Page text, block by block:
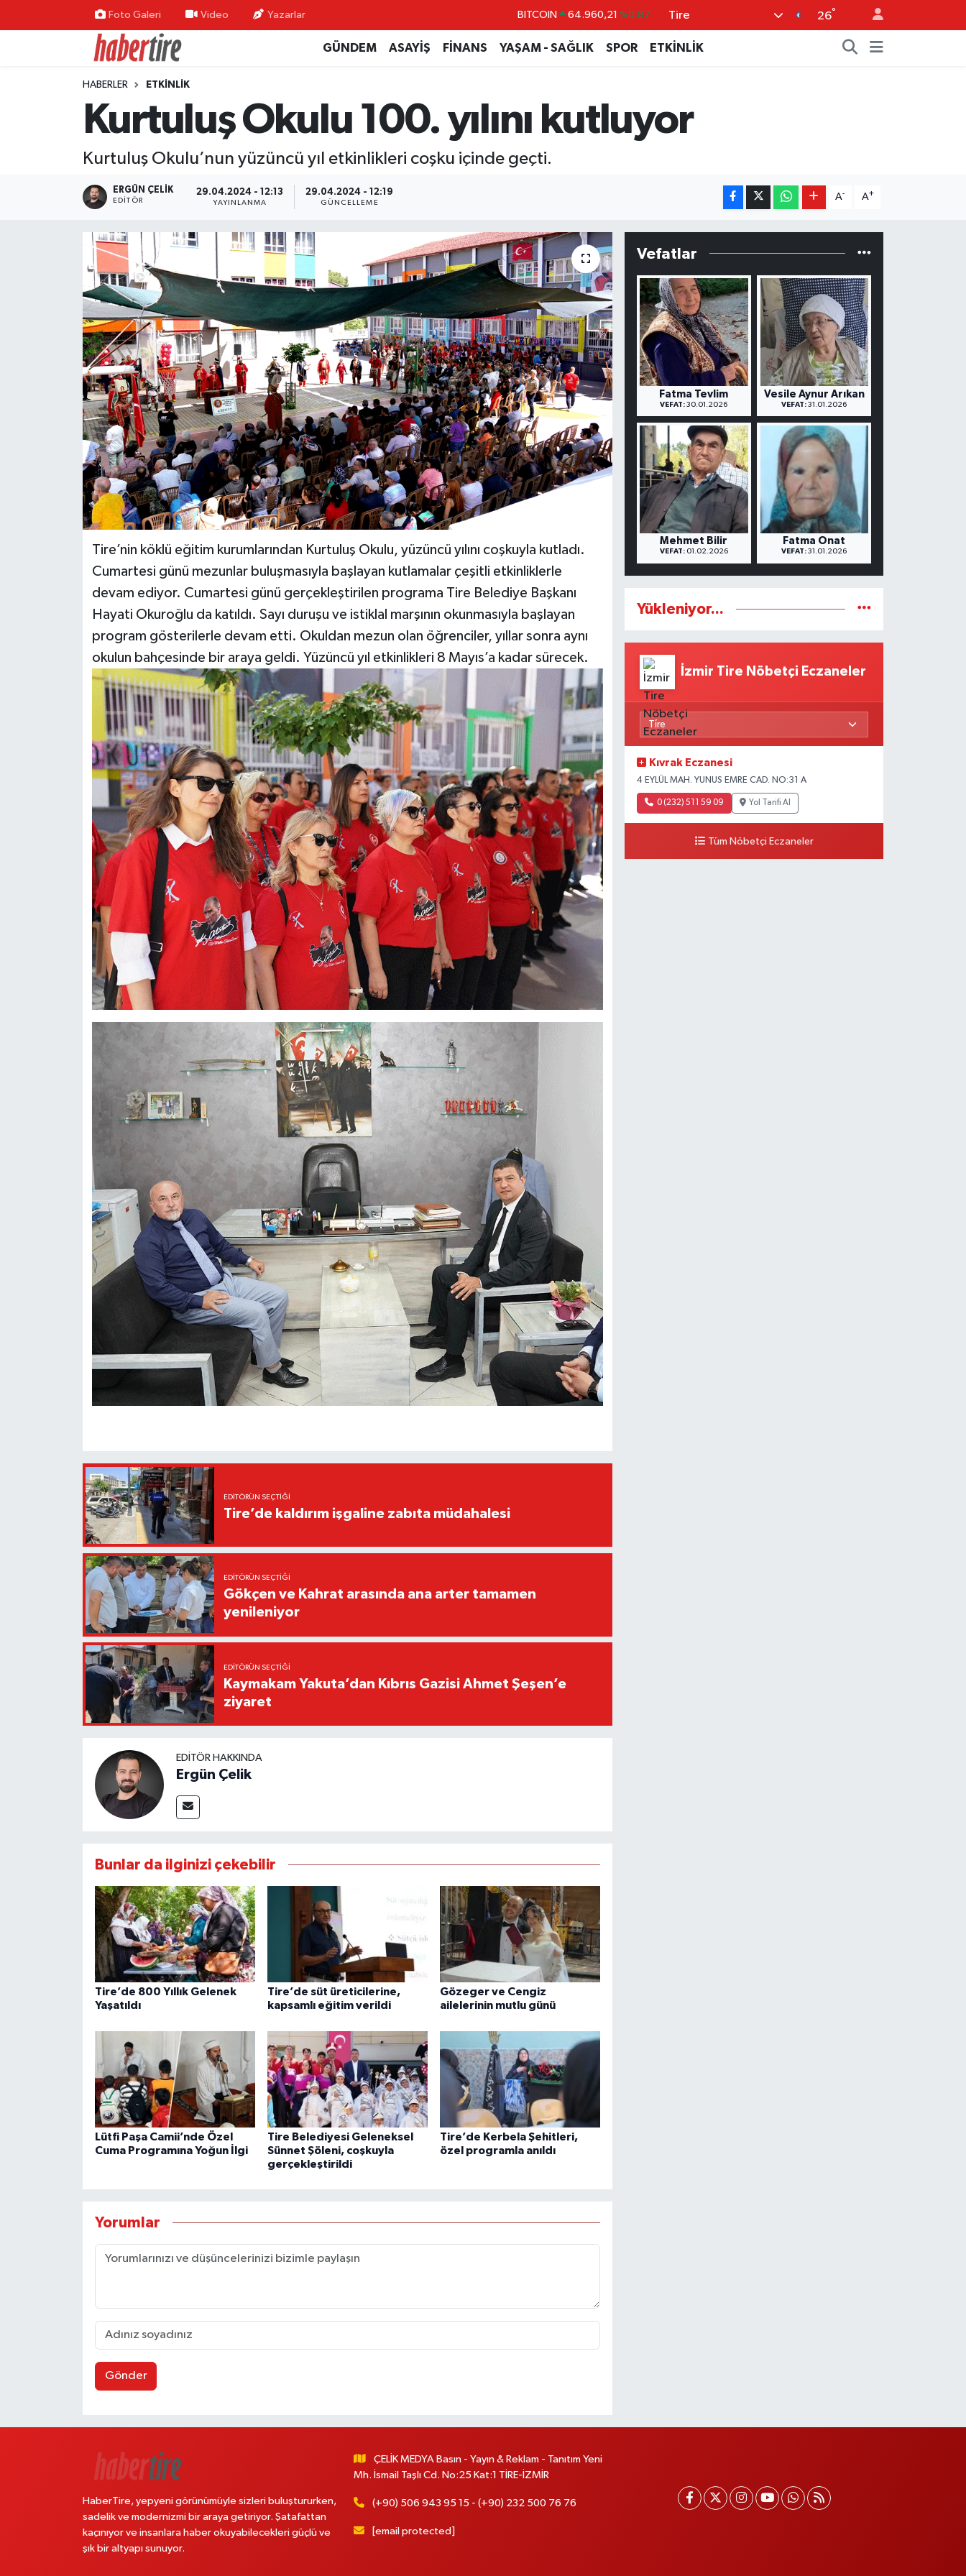
Foto Galeri Video Yazarlar DOLAR 47,7436 %0.18
EURO 55,2510 %0.32
BİST100 13.773 %-19
%0.87
Tire 26°
GÜNDEM ASAYİŞ FİNANS YAŞAM - SAĞLIK SPOR ETKİNLİK
HABERLER ETKİNLİK
Kurtuluş Okulu 100. yılını kutluyor
Kurtuluş Okulu’nun yüzüncü yıl etkinlikleri coşku içinde geçti.
ERGÜN ÇELIK
EDITÖR
29.04.2024 - 12:13
YAYINLANMA
29.04.2024 - 12:19
GÜNCELLEME
A- A+
Tire’nin köklü eğitim kurumlarından Kurtuluş Okulu, yüzüncü yılını coşkuyla kutladı.
Cumartesi günü mezunlar buluşmasıyla başlayan kutlamalar çeşitli etkinliklerle
devam ediyor. Cumartesi günü gerçekleştirilen programa Tire Belediye Başkanı
Hayati Okuroğlu da katıldı. Sayı duruşu ve istiklal marşının okunmasıyla başlayan
program gösterilerle devam etti. Okuldan mezun olan öğrenciler, yıllar sonra aynı
okulun bahçesinde bir araya geldi. Yüzüncü yıl etkinlikleri 8 Mayıs’a kadar sürecek.
EDITÖRÜN SEÇTIĞI
Tire’de kaldırım işgaline zabıta müdahalesi
EDITÖRÜN SEÇTIĞI
Gökçen ve Kahrat arasında ana arter tamamen
yenileniyor
EDITÖRÜN SEÇTIĞI
Kaymakam Yakuta’dan Kıbrıs Gazisi Ahmet Şeşen’e
ziyaret
EDITÖR HAKKINDA
Ergün Çelik
Bunlar da ilginizi çekebilir
Tire’de 800 Yıllık Gelenek
Yaşatıldı
Tire’de süt üreticilerine,
kapsamlı eğitim verildi
Gözeger ve Cengiz
ailelerinin mutlu günü
Lütfi Paşa Camii’nde Özel
Cuma Programına Yoğun İlgi
Tire Belediyesi Geleneksel
Sünnet Şöleni, coşkuyla
gerçekleştirildi
Tire’de Kerbela Şehitleri,
özel programla anıldı
Yorumlar
Gönder
Vefatlar
Fatma Tevlim
VEFAT: 30.01.2026
Vesile Aynur Arıkan
VEFAT: 31.01.2026
Mehmet Bilir
VEFAT:01.02.2026
Fatma Onat
VEFAT: 31.01.2026
Yükleniyor...
İzmir Tire Nöbetçi Eczaneler
Kıvrak Eczanesi
4 EYLÜL MAH. YUNUS EMRE CAD. NO:31 A
0 (232) 511 59 09 Yol Tarifi Al
Tüm Nöbetçi Eczaneler
HaberTire, yepyeni görünümüyle sizleri buluştururken,
sadelik ve modernizmi bir araya getiriyor. Şatafattan
kaçınıyor ve insanlara haber okuyabilecekleri güçlü ve
şık bir altyapı sunuyor.
ÇELİK MEDYA Basın - Yayın & Reklam - Tanıtım Yeni
Mh. İsmail Taşlı Cd. No:25 Kat:1 TİRE-İZMİR
(+90) 506 943 95 15 - (+90) 232 500 76 76
[email protected]
Tire Nöbetçi Eczaneler
Tire Hava Durumu
Tire Trafik Yoğunluk Haritası
Süper Lig Puan Durumu ve Fikstür
Tüm Manşetler
Son Dakika Haberleri
Haber Arşivi